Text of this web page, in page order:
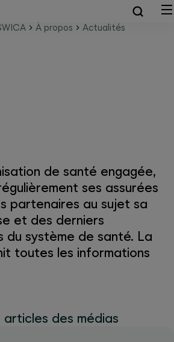
À propos Actualités
de santé engagée,
ses assurées
partenaires au sujet sa
et des derniers
du système de santé. La
toutes les informations
articles des médias